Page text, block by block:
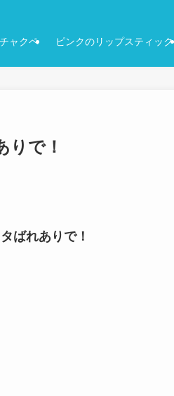
チャクペ ピンクのリップスティック
りで！
ばれありで！